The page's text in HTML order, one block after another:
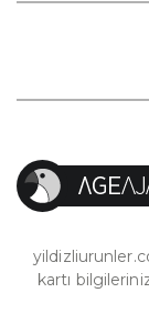
kartı